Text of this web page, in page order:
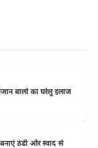
बालों का घरेलू इलाज
ठंडी और स्वाद से